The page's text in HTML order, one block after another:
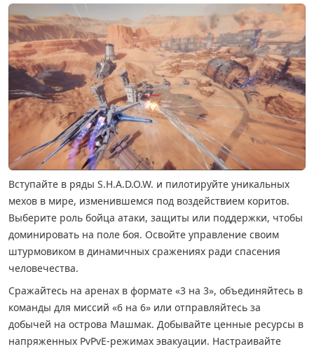
Вступайте в ряды S.H.A.D.O.W. и пилотируйте уникальных
мехов в мире, изменившемся под воздействием коритов.
Выберите роль бойца атаки, защиты или поддержки, чтобы
доминировать на поле боя. Освойте управление своим
штурмовиком в динамичных сражениях ради спасения
человечества.
Сражайтесь на аренах в формате «3 на 3», объединяйтесь в
команды для миссий «6 на 6» или отправляйтесь за
добычей на острова Машмак. Добывайте ценные ресурсы в
напряженных PvPvE-режимах эвакуации. Настраивайте